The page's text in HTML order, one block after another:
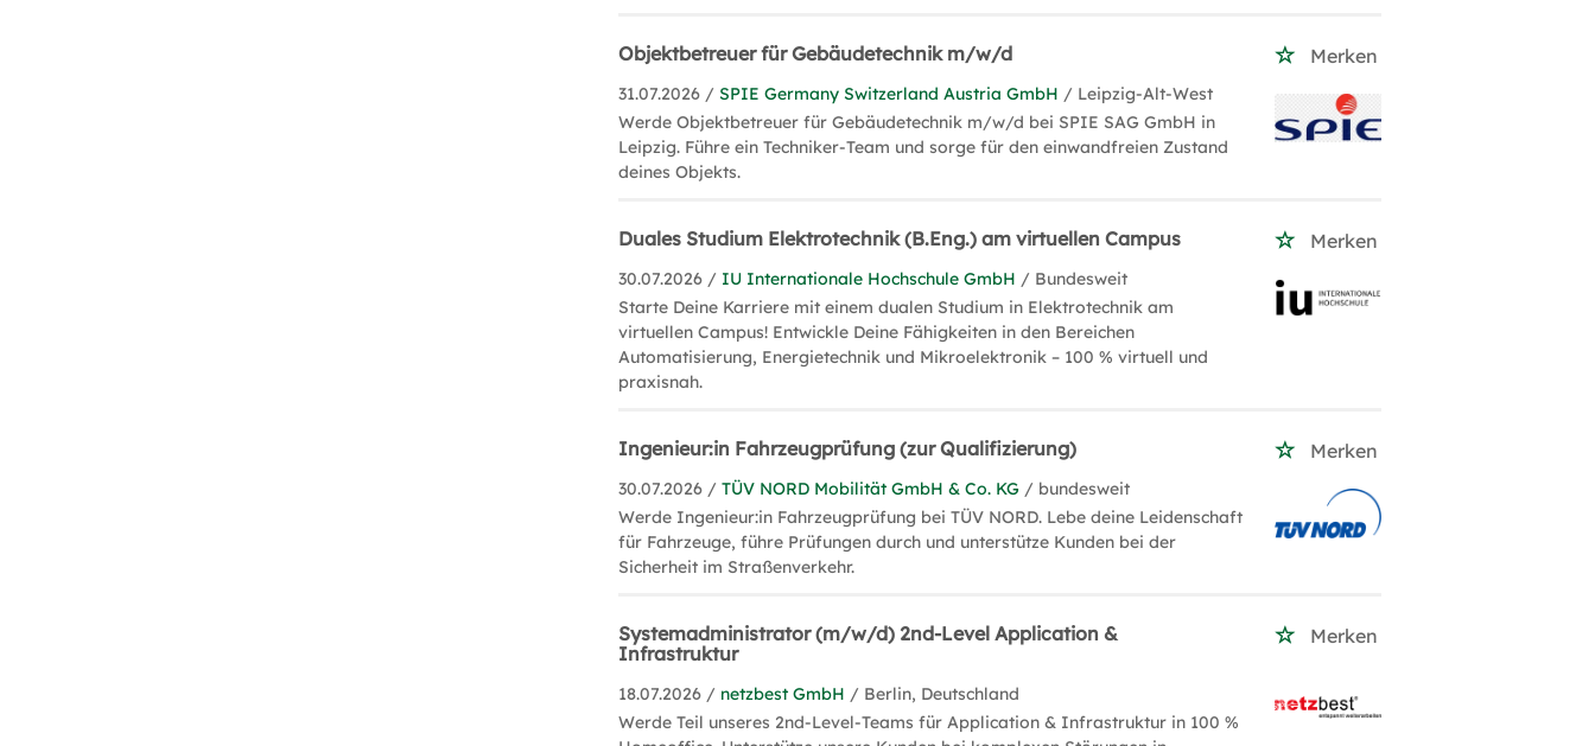
Objektbetreuer für Gebäudetechnik m/w/d Merken
31.07.2026 /SPIE Germany Switzerland Austria GmbH / Leipzig-Alt-West
Werde Objektbetreuer für Gebäudetechnik m/w/d bei SPIE SAG GmbH in
Leipzig. Führe ein Techniker-Team und sorge für den einwandfreien Zustand
deines Objekts.
Duales Studium Elektrotechnik (B.Eng.) am virtuellen Campus Merken
30.07.2026 / IU Internationale Hochschule GmbH / Bundesweit
Starte Deine Karriere mit einem dualen Studium in Elektrotechnik am
virtuellen Campus! Entwickle Deine Fähigkeiten in den Bereichen
Automatisierung, Energietechnik und Mikroelektronik – 100 % virtuell und
praxisnah.
Ingenieur:in Fahrzeugprüfung (zur Qualifizierung) Merken
30.07.2026 /TÜV NORD Mobilität GmbH & Co. KG / bundesweit
Werde Ingenieur:in Fahrzeugprüfung bei TÜV NORD. Lebe deine Leidenschaft
für Fahrzeuge, führe Prüfungen durch und unterstütze Kunden bei der
Sicherheit im Straßenverkehr.
Systemadministrator (m/w/d) 2nd-Level Application &
Infrastruktur
Merken
18.07.2026 / netzbest GmbH / Berlin, Deutschland
Werde Teil unseres 2nd-Level-Teams für Application & Infrastruktur in 100 %